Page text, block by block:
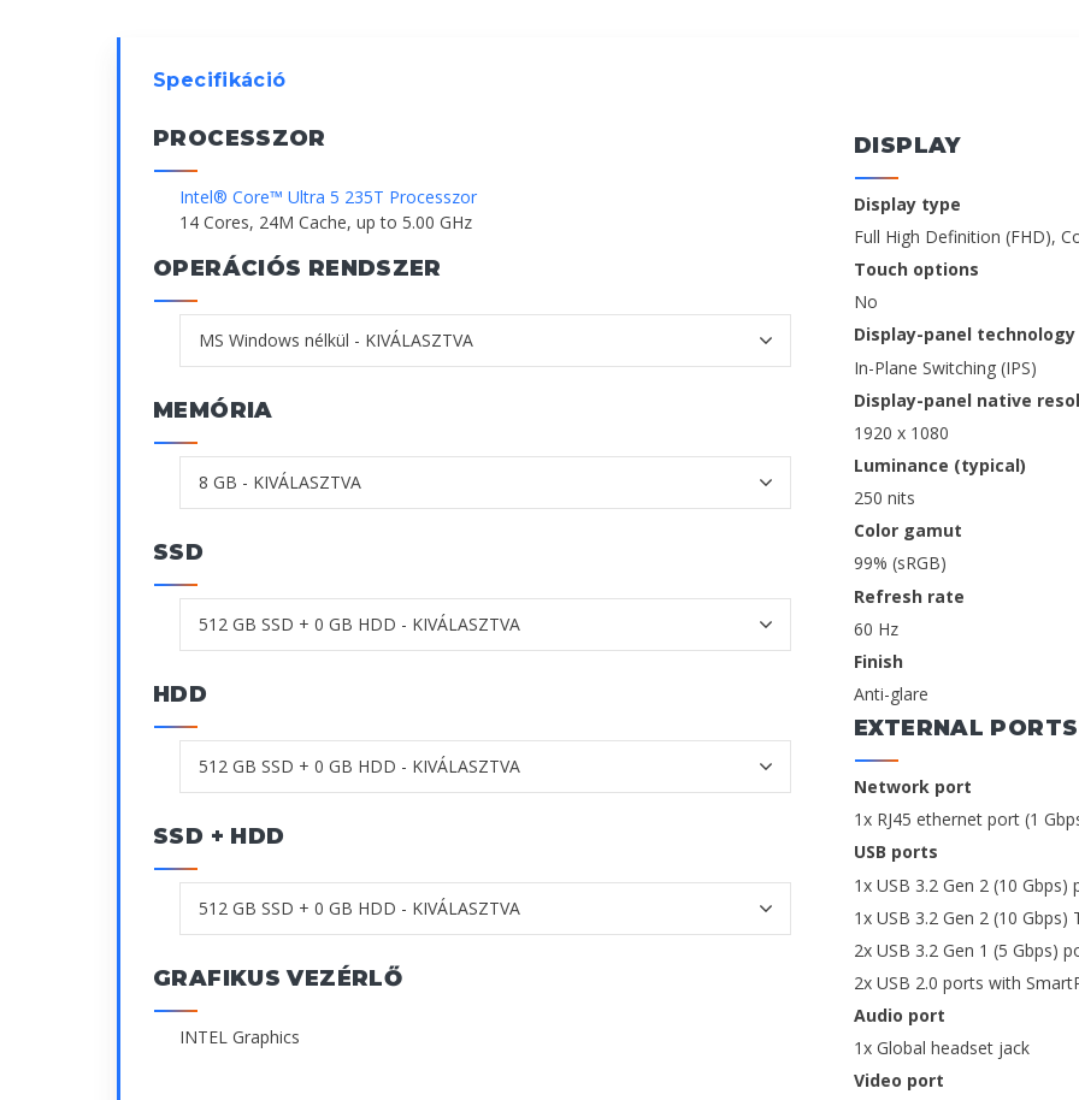
Specifikáció
PROCESSZOR
Intel® Core™ Ultra 5 235T Processzor
14 Cores, 24M Cache, up to 5.00 GHz
OPERÁCIÓS RENDSZER
MEMÓRIA
SSD
HDD
SSD + HDD
GRAFIKUS VEZÉRLŐ
INTEL Graphics
DISPLAY
Display type
Full High Definition (FHD),
Touch options
No
Display-panel technology
In-Plane Switching (IPS)
Display-panel native
1920 x 1080
Luminance (typical)
250 nits
Color gamut
99% (sRGB)
Refresh rate
60 Hz
Finish
Anti-glare
EXTERNAL PORTS
Network port
1x RJ45 ethernet port (1
USB ports
1x USB 3.2 Gen 2 (10
1x USB 3.2 Gen 2 (10 Gbps)
2x USB 3.2 Gen 1 (5 Gbps)
2x USB 2.0 ports with
Audio port
1x Global headset jack
Video port